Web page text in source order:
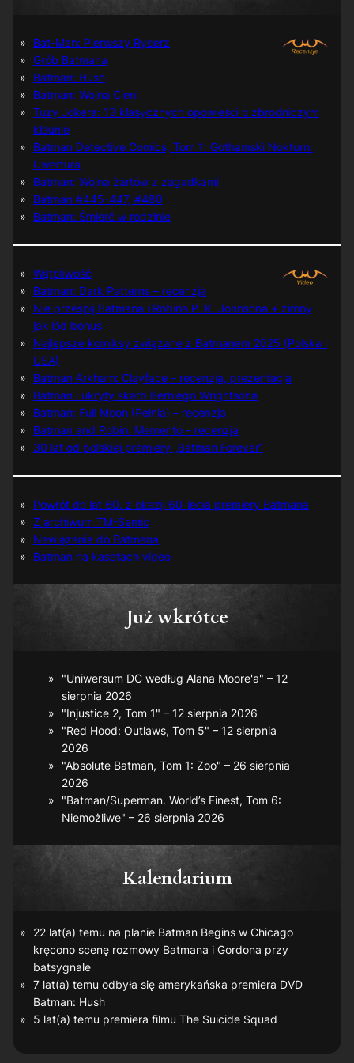
Bat-Man: Pierwszy Rycerz
Grób Batmana
Batman: Hush
Batman: Wojna Cieni
Tuzy Jokera: 13 klasycznych opowieści o zbrodniczym
klaunie
Batman Detective Comics, Tom 1: Gothamski Nokturn:
Uwertura
Batman: Wojna żartów z zagadkami
Batman #445-447, #480
Batman: Śmierć w rodzinie
Wątpliwość
Batman: Dark Patterns – recenzja
Nie prześpij Batmana i Robina P. K. Johnsona + zimny
jak lód bonus
Najlepsze komiksy związane z Batmanem 2025 (Polska i
USA)
Batman Arkham: Clayface – recenzja, prezentacja
Batman i ukryty skarb Berniego Wrightsona
Batman: Full Moon (Pełnia) – recenzja
Batman and Robin: Memento – recenzja
30 lat od polskiej premiery „Batman Forever”
Powrót do lat 60. z okazji 60-lecia premiery Batmana
Z archiwum TM-Semic
Nawiązania do Batmana
Batman na kasetach video
Już wkrótce
"Uniwersum DC według Alana Moore'a" – 12
sierpnia 2026
"Injustice 2, Tom 1" – 12 sierpnia 2026
"Red Hood: Outlaws, Tom 5" – 12 sierpnia
2026
"Absolute Batman, Tom 1: Zoo" – 26 sierpnia
2026
"Batman/Superman. World’s Finest, Tom 6:
Niemożliwe" – 26 sierpnia 2026
Kalendarium
22 lat(a) temu na planie Batman Beginsw Chicago
kręcono scenę rozmowy Batmana i Gordona przy
batsygnale
7 lat(a) temu odbyła się amerykańska premiera DVD
Batman: Hush
5 lat(a) temu premiera filmu The Suicide Squad